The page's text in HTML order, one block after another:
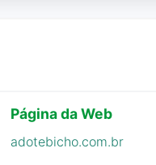
tenho lugar, tentei
Página da Web
adotebicho.com.br